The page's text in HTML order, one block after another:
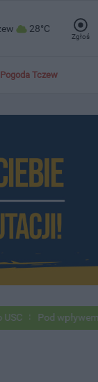
28°C
Zgłoś
Pogoda Tczew
wpływem alkoholu